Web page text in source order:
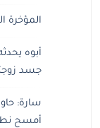
المؤخرة
أبوه
جسد
سارة:
أمسح